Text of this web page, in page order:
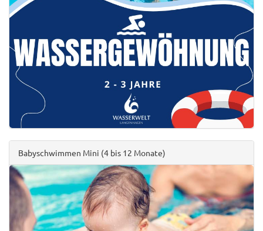
Babyschwimmen Mini (4 bis 12 Monate)